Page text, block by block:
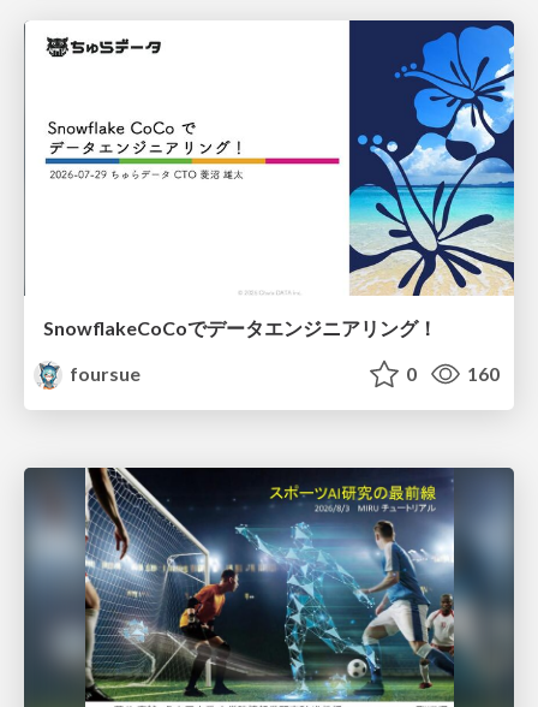
SnowflakeCoCoでデータエンジニアリング！
foursue
0 160